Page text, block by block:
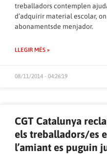
treballadors contemplen
d’adquirir material escolar,
abonamentsde menjador.
LLEGIR MÉS »
08/11/2014 - 04:26:19
CGT Catalunya
els treballadors/es
l’amiant es puguin